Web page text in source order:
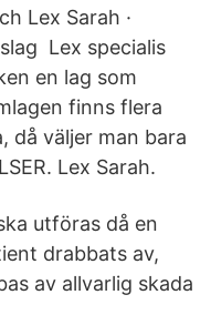
Lex Sarah ·
Lex specialis
en lag som
finns flera
då väljer man bara
Lex Sarah.
utföras då en
drabbats av,
av allvarlig skada